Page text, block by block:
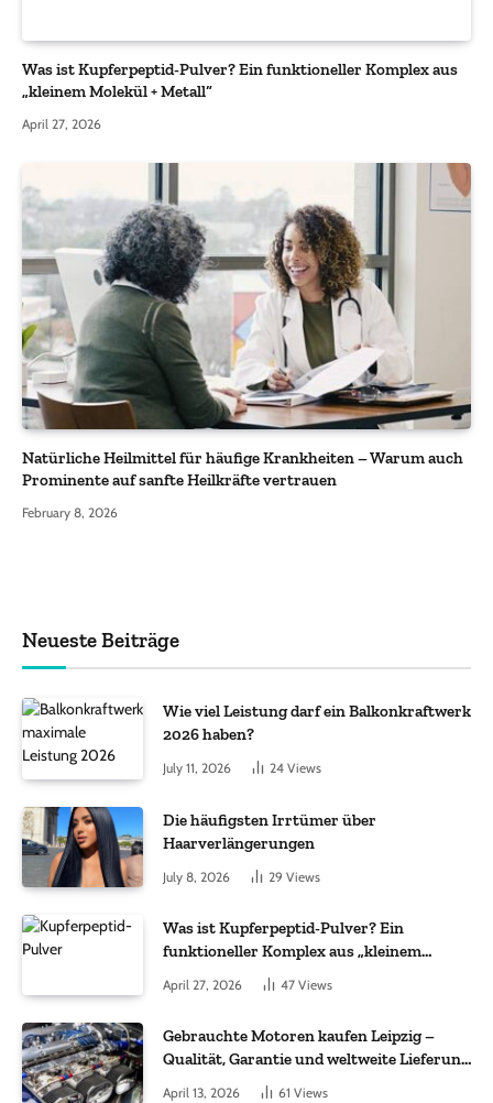
Was ist Kupferpeptid-Pulver? Ein funktioneller Komplex aus
„kleinem Molekül + Metall“
April 27, 2026
Natürliche Heilmittel für häufige Krankheiten – Warum auch
Prominente auf sanfte Heilkräfte vertrauen
February 8, 2026
Neueste Beiträge
Wie viel Leistung darf ein Balkonkraftwerk
2026 haben?
July 11, 2026 24 Views
Die häufigsten Irrtümer über
Haarverlängerungen
July 8, 2026 29 Views
Was ist Kupferpeptid-Pulver? Ein
funktioneller Komplex aus „kleinem
Molekül + Metall“
April 27, 2026 47 Views
Gebrauchte Motoren kaufen Leipzig –
Qualität, Garantie und weltweite Lieferung
April 13, 2026 61 Views